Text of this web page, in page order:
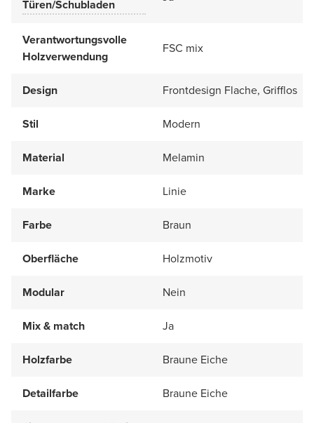
Türen/Schubladen
Verantwortungsvolle
Holzverwendung
FSC mix
Design Frontdesign Flache, Grifflos
Stil Modern
Material Melamin
Marke Linie
Farbe Braun
Oberfläche Holzmotiv
Modular Nein
Mix & match Ja
Holzfarbe Braune Eiche
Detailfarbe Braune Eiche